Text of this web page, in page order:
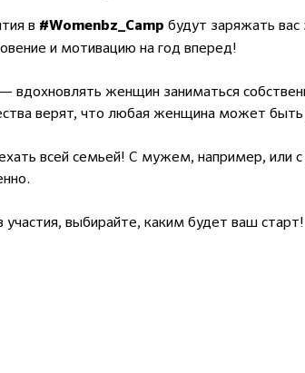
в #Womenbz_Camp будут заряжать вас
и мотивацию на год вперед!
вдохновлять женщин заниматься
верят, что любая женщина может быть
всей семьей! С мужем, например, или
участия, выбирайте, каким будет ваш старт!